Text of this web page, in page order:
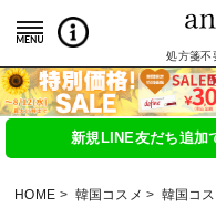
処方箋不
新規LINE友だち追加
HOME 韓国コスメ 韓国コ